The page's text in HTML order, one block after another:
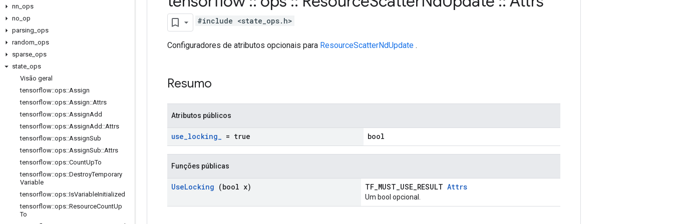
nn ops
no op
parsing ops
random ops
sparse ops
state ops
Visão geral
tensorflow::ops::Assign
tensorflow::ops::Assign::Attrs
tensorflow::ops::AssignAdd
tensorflow::ops::AssignAdd ::Attrs
tensorflow::ops::AssignSub
tensorflow::ops::AssignSub::Attrs
tensorflow::ops::CountUpTo
tensorflow::ops::DestroyTemporary
Variable
tensorflow::ops::IsVariableInitialized
tensorflow::ops::ResourceCountUp
To
#include <state_ops.h>
Configuradores de atributos opcionais para ResourceScatterNdUpdate .
Resumo
Atributos públicos
use_locking_ = true bool
Funções públicas
UseLocking (bool x) TF_MUST_USE_RESULT Attrs
Um bool opcional.